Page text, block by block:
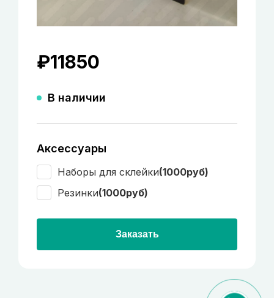
₽11850
В наличии
Аксессуары
Наборы для склейки(1000руб)
Резинки(1000руб)
Заказать